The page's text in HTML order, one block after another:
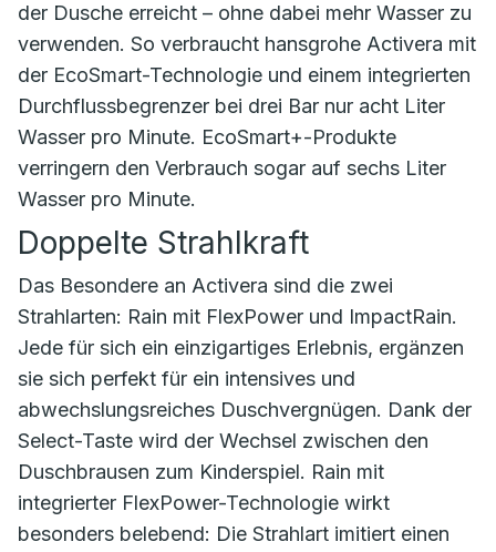
der Dusche erreicht – ohne dabei mehr Wasser zu
verwenden. So verbraucht hansgrohe Activera mit
der EcoSmart-Technologie und einem integrierten
Durchflussbegrenzer bei drei Bar nur acht Liter
Wasser pro Minute. EcoSmart+-Produkte
verringern den Verbrauch sogar auf sechs Liter
Wasser pro Minute.
Doppelte Strahlkraft
Das Besondere an Activera sind die zwei
Strahlarten: Rain mit FlexPower und ImpactRain.
Jede für sich ein einzigartiges Erlebnis, ergänzen
sie sich perfekt für ein intensives und
abwechslungsreiches Duschvergnügen. Dank der
Select-Taste wird der Wechsel zwischen den
Duschbrausen zum Kinderspiel. Rain mit
integrierter FlexPower-Technologie wirkt
besonders belebend: Die Strahlart imitiert einen